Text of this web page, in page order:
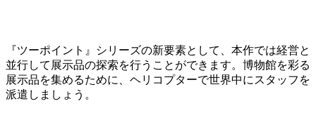
『ツーポイント』シリーズの新要素として、本作では経営と
並行して展示品の探索を行うことができます。博物館を彩る
展示品を集めるために、ヘリコプターで世界中にスタッフを
派遣しましょう。